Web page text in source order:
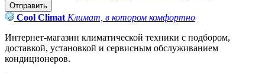
Отправить
Cool Climat Климат, в котором комфортно
Интернет-магазин климатической техники с подбором,
доставкой, установкой и сервисным обслуживанием
кондиционеров.